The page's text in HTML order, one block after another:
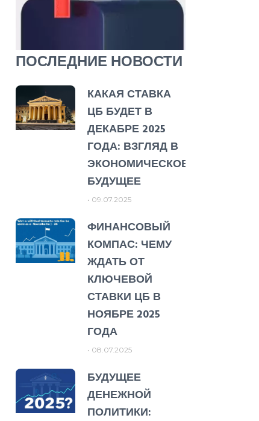
ПОСЛЕДНИЕ НОВОСТИ
КАКАЯ СТАВКА
ЦБ БУДЕТ В
ДЕКАБРЕ 2025
ГОДА: ВЗГЛЯД В
ЭКОНОМИЧЕСКОЕ
БУДУЩЕЕ
09.07.2025
ФИНАНСОВЫЙ
КОМПАС: ЧЕМУ
ЖДАТЬ ОТ
КЛЮЧЕВОЙ
СТАВКИ ЦБ В
НОЯБРЕ 2025
ГОДА
08.07.2025
БУДУЩЕЕ
ДЕНЕЖНОЙ
ПОЛИТИКИ: